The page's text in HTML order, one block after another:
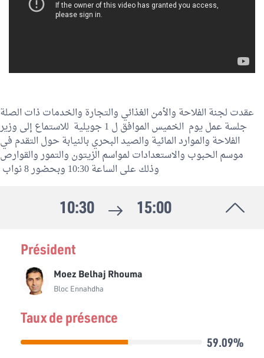
عقدت لجنة الفلاحة والأمن الغذائي والتجارة والخدمات ذات الصلة
جلسة عمل يوم الخميس الموافق ل 1 جويلية للاستماع إلى وزير
الفلاحة والموارد المائية والصيد البحري بالنيابة حول التقدم في
موسم الحبوب والاستعدادات لمواسم الزيتون والتمور والقوارص
وذلك على الساعة 10:30 وبحضور 8 نواب
10:30 15:00
Président
Moez Belhaj Rhouma
Bloc Ennahdha
Taux de présence
59.09%